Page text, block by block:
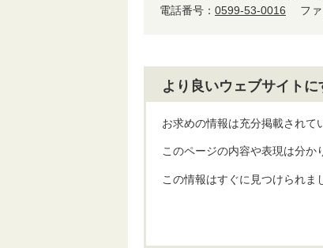
電話番号： 0599-53-0016 フ
より良いウェブサイト
お求めの情報は充分掲載されて
このページの内容や表現は分か
この情報はすぐに見つけられま